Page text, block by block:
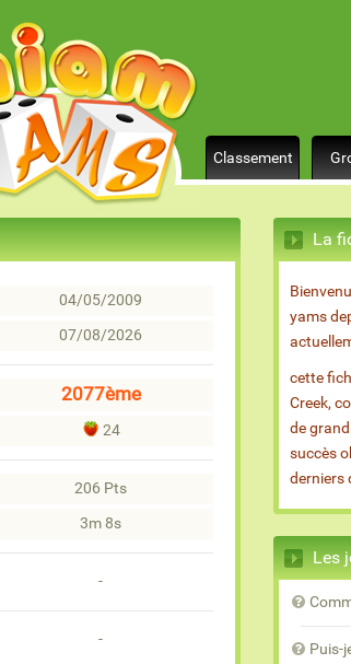
Classement
04/05/2009
07/08/2026
2077ème
24
206 Pts
3m 8s
-
-
La
yams
cette
Creek,
de
succès
derniers
Les
Puis-